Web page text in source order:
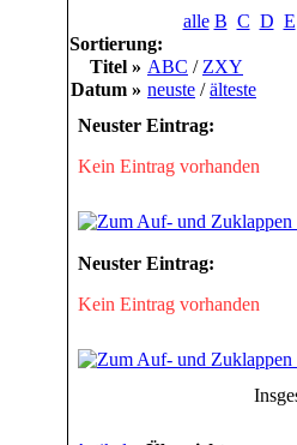
alle B C D E
Sortierung:
Titel » ABC / ZXY
Datum » neuste /älteste
Neuster Eintrag:
Kein Eintrag vorhanden
Neuster Eintrag:
Kein Eintrag vorhanden